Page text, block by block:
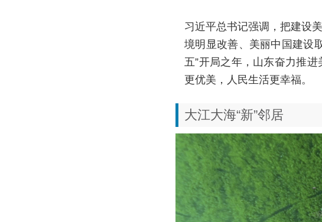
习近平总书记强调，把建设
境明显改善、美丽中国建设
五”开局之年，山东奋力推
更优美，人民生活更幸福。
大江大海“新”邻居